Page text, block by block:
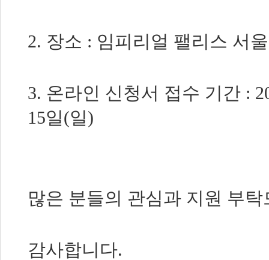
2. 장소 : 임피리얼 팰리스 서울
3. 온라인 신청서 접수 기간 :
15일(일)
많은 분들의 관심과 지원 부탁
감사합니다.